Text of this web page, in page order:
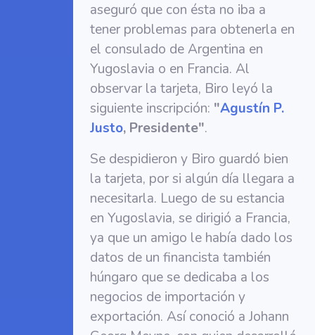
aseguró que con ésta no iba a
tener problemas para obtenerla en
el consulado de Argentina en
Yugoslavia o en Francia. Al
observar la tarjeta, Biro leyó la
siguiente inscripción: "Agustín P.
Justo, Presidente".
Se despidieron y Biro guardó bien
la tarjeta, por si algún día llegara a
necesitarla. Luego de su estancia
en Yugoslavia, se dirigió a Francia,
ya que un amigo le había dado los
datos de un financista también
húngaro que se dedicaba a los
negocios de importación y
exportación. Así conoció a Johann